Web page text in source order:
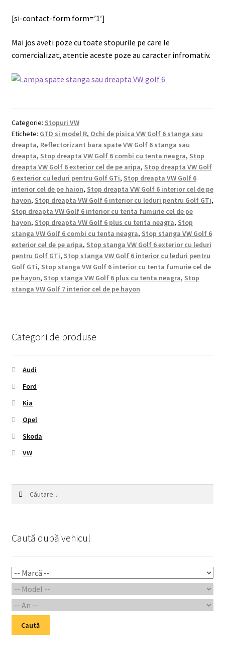
[si-contact-form form=’1′]
Mai jos aveti poze cu toate stopurile pe care le
comercializat, atentie aceste poze au caracter infromativ.
Categorie: Stopuri VW
Etichete: GTD si model R, Ochi de pisica VW Golf 6 stanga sau
dreapta, Reflectorizant bara spate VW Golf 6 stanga sau
dreapta, Stop dreapta VW Golf 6 combi cu tenta neagra, Stop
dreapta VW Golf 6 exterior cel de pe aripa, Stop dreapta VW Golf
6 exterior cu leduri pentru Golf GTi, Stop dreapta VW Golf 6
interior cel de pe haion, Stop dreapta VW Golf 6 interior cel de pe
hayon, Stop dreapta VW Golf 6 interior cu leduri pentru Golf GTi,
Stop dreapta VW Golf 6 interior cu tenta fumurie cel de pe
hayon, Stop dreapta VW Golf 6 plus cu tenta neagra, Stop
stanga VW Golf 6 combi cu tenta neagra, Stop stanga VW Golf 6
exterior cel de pe aripa, Stop stanga VW Golf 6 exterior cu leduri
pentru Golf GTi, Stop stanga VW Golf 6 interior cu leduri pentru
Golf GTi, Stop stanga VW Golf 6 interior cu tenta fumurie cel de
pe hayon, Stop stanga VW Golf 6 plus cu tenta neagra, Stop
stanga VW Golf 7 interior cel de pe hayon
Categorii de produse
Audi
Ford
Kia
Opel
Skoda
VW
Caută după vehicul
Caută